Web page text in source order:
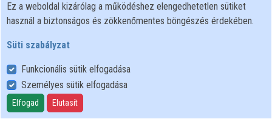
Felhasználói szabályzat
Adatkezelési tájékoztató
Süti szabályzat
Ez a weboldal kizárólag a működéshez elengedhetetlen sütiket
használ a biztonságos és zökkenőmentes böngészés érdekében.
Süti szabályzat
Funkcionális sütik elfogadása
Személyes sütik elfogadása
Elfogad Elutasít